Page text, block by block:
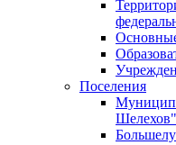
Поселения
Шелехов"